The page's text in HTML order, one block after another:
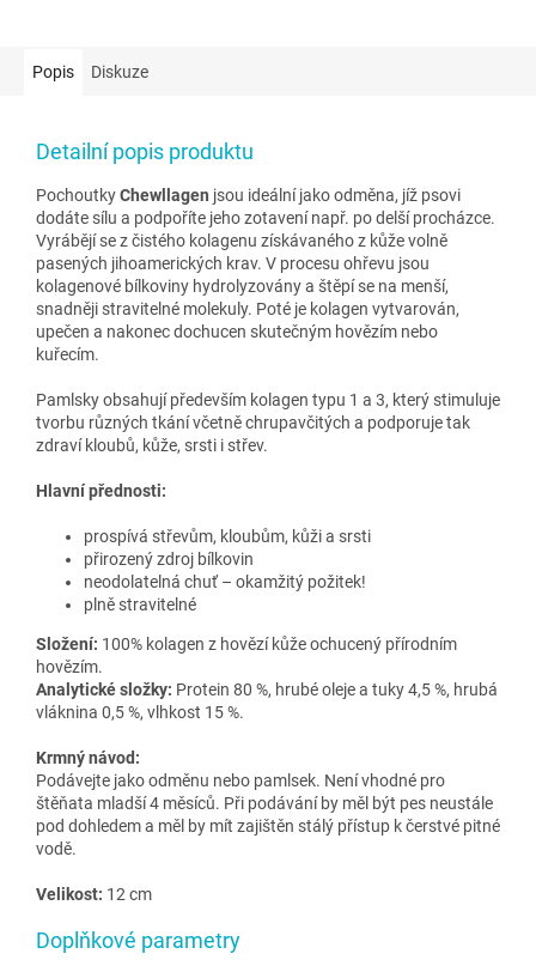
Popis Diskuze
Detailní popis produktu
PochoutkyChewllagen jsou ideální jako odměna, jíž psovi
dodáte sílu a podpoříte jeho zotavení např. po delší procházce.
Vyrábějí se z čistého kolagenu získávaného z kůže volně
pasených jihoamerických krav. V procesu ohřevu jsou
kolagenové bílkoviny hydrolyzovány a štěpí se na menší,
snadněji stravitelné molekuly. Poté je kolagen vytvarován,
upečen a nakonec dochucen skutečným hovězím nebo
kuřecím.
Pamlsky obsahují především kolagen typu 1 a 3, který stimuluje
tvorbu různých tkání včetně chrupavčitých a podporuje tak
zdraví kloubů, kůže, srsti i střev.
Hlavní přednosti:
prospívá střevům, kloubům, kůži a srsti
přirozený zdroj bílkovin
neodolatelná chuť – okamžitý požitek!
plně stravitelné
Složení: 100% kolagen z hovězí kůže ochucený přírodním
hovězím.
Analytické složky: Protein 80 %, hrubé oleje a tuky 4,5 %, hrubá
vláknina 0,5 %, vlhkost 15 %.
Krmný návod:
Podávejte jako odměnu nebo pamlsek. Není vhodné pro
štěňata mladší 4 měsíců. Při podávání by měl být pes neustále
pod dohledem a měl by mít zajištěn stálý přístup k čerstvé pitné
vodě.
Velikost: 12 cm
Doplňkové parametry